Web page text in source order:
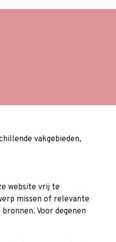
vakgebieden,
website vrij te
missen of relevante
Voor degenen